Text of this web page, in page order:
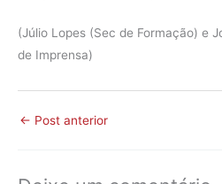
(Júlio Lopes (Sec de Formação) e
de Imprensa)
← Post anterior